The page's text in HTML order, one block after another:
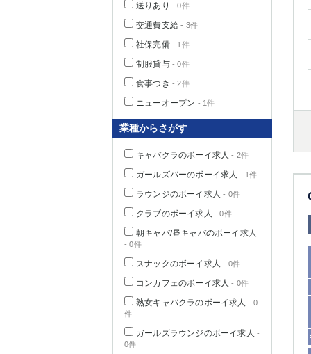
送りあり - 0件
交通費支給 - 3件
社保完備- 1件
制服貸与- 0件
食事つき - 2件
ニューオープン - 1件
業種からさがす
キャバクラのボーイ求人 - 2件
ガールズバーのボーイ求人 - 1件
ラウンジのボーイ求人 - 0件
クラブのボーイ求人 - 0件
朝キャバ/昼キャバのボーイ求人
- 0件
スナックのボーイ求人 - 0件
コンカフェのボーイ求人 - 0件
熟女キャバクラのボーイ求人 - 0
件
ガールズラウンジのボーイ求人 -
0件
千葉県
茨城県
群馬県